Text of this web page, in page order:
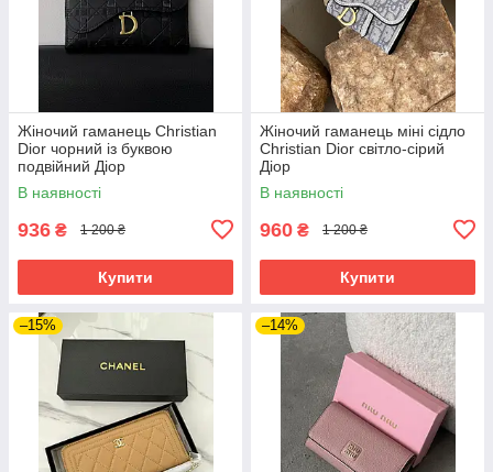
Жіночий гаманець Christian
Dior чорний із буквою
подвійний Діор
В наявності
936 ₴ 1 200 ₴
Купити
Жіночий гаманець міні сідло
Christian Dior світло-сірий
Діор
В наявності
960 ₴ 1 200 ₴
Купити
–15% –14%